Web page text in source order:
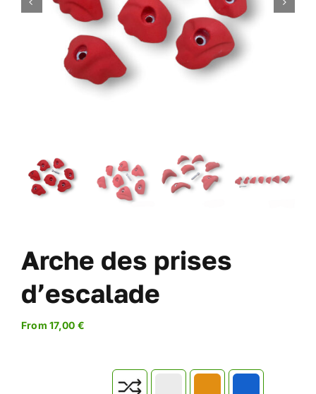
DES OFFRES
À PROPOS DE NOUS
CARRITO
Arche des prises
d’escalade
From 17,00 €